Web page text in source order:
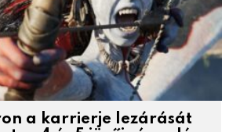
a karrierje lezárását